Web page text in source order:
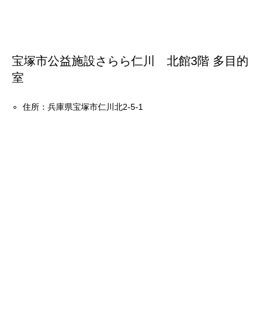
宝塚市公益施設さらら仁川 北館3階 多目的
室
住所：兵庫県宝塚市仁川北2-5-1